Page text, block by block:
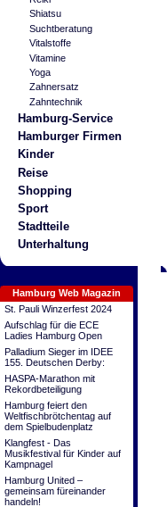
Shiatsu
Suchtberatung
Vitalstoffe
Vitamine
Yoga
Zahnersatz
Zahntechnik
Hamburg-Service
Hamburger Firmen
Kinder
Reise
Shopping
Sport
Stadtteile
Unterhaltung
Hamburg Web Magazin
St. Pauli Winzerfest 2024
Aufschlag für die ECE
Ladies Hamburg Open
Palladium Sieger im IDEE
155. Deutschen Derby:
HASPA-Marathon mit
Rekordbeteiligung
Hamburg feiert den
Weltfischbrötchentag auf
dem Spielbudenplatz
Klangfest - Das
Musikfestival für Kinder auf
Kampnagel
Hamburg United –
gemeinsam füreinander
handeln!